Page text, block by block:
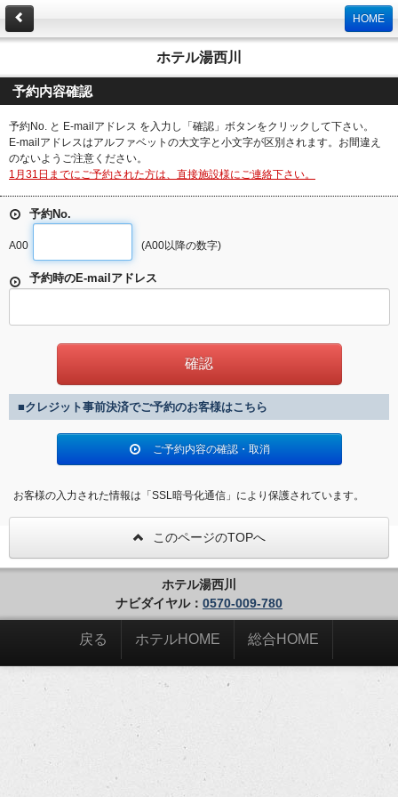
HOME
ホテル湯西川
予約内容確認
予約No. と E-mailアドレス を入力し「確認」ボタンをクリックして下さい。
E-mailアドレスはアルファベットの大文字と小文字が区別されます。お間違え
のないようご注意ください。
1月31日までにご予約された方は、直接施設様にご連絡下さい。
予約No.
A00 (A00以降の数字)
予約時のE-mailアドレス
■クレジット事前決済でご予約のお客様はこちら
ご予約内容の確認・取消
お客様の入力された情報は「SSL暗号化通信」により保護されています。
このページのTOPへ
ホテル湯西川
ナビダイヤル： 0570-009-780
戻る ホテルHOME 総合HOME